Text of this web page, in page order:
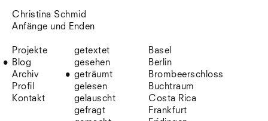
Christina Schmid
Anfänge und Enden
Projekte
Blog
Archiv
Profil
Kontakt
getextet
gesehen
geträumt
gelesen
gelauscht
gefragt
Basel
Berlin
Brombeerschloss
Buchtraum
Costa Rica
Frankfurt